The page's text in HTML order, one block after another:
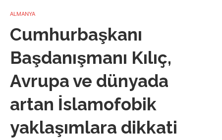
ALMANYA
Cumhurbaşkanı
Başdanışmanı Kılıç,
Avrupa ve dünyada
artan İslamofobik
yaklaşımlara dikkati